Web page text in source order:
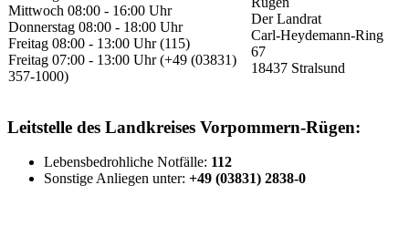
Mittwoch 08:00 - 16:00 Uhr
Donnerstag 08:00 - 18:00 Uhr
Freitag 08:00 - 13:00 Uhr (115)
Freitag 07:00 - 13:00 Uhr (+49 (03831)
357-1000)
Der Landrat
Carl-Heydemann-Ring
67
18437 Stralsund
Leitstelle des Landkreises Vorpommern-Rügen:
Lebensbedrohliche Notfälle: 112
Sonstige Anliegen unter: +49 (03831) 2838-0